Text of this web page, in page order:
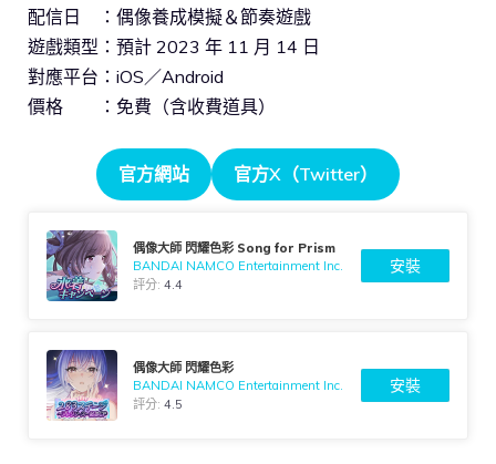
配信日 ：偶像養成模擬＆節奏遊戲
遊戲類型：預計 2023 年 11 月 14 日
對應平台：iOS／Android
價格 ：免費（含收費道具）
官方網站 官方X（Twitter）
偶像大師 閃耀色彩 Song for Prism
BANDAI NAMCO Entertainment Inc.
評分:4.4
安裝
偶像大師 閃耀色彩
BANDAI NAMCO Entertainment Inc.
評分:4.5
安裝